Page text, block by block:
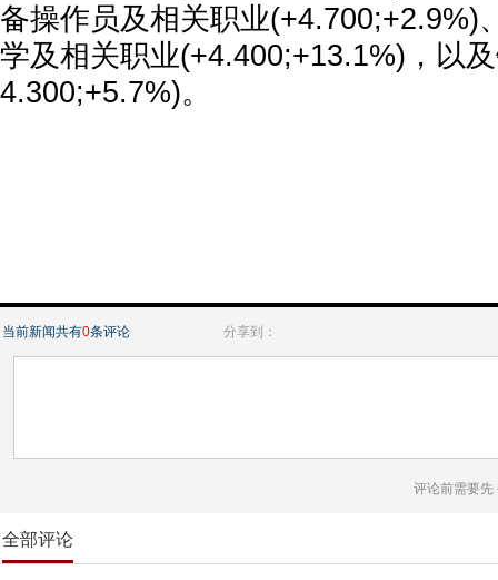
备操作员及相关职业(+4.700;+2.9%)
学及相关职业(+4.400;+13.1%)，以
4.300;+5.7%)。
当前新闻共有0条评论 分享到：
评论前需要先
全部评论